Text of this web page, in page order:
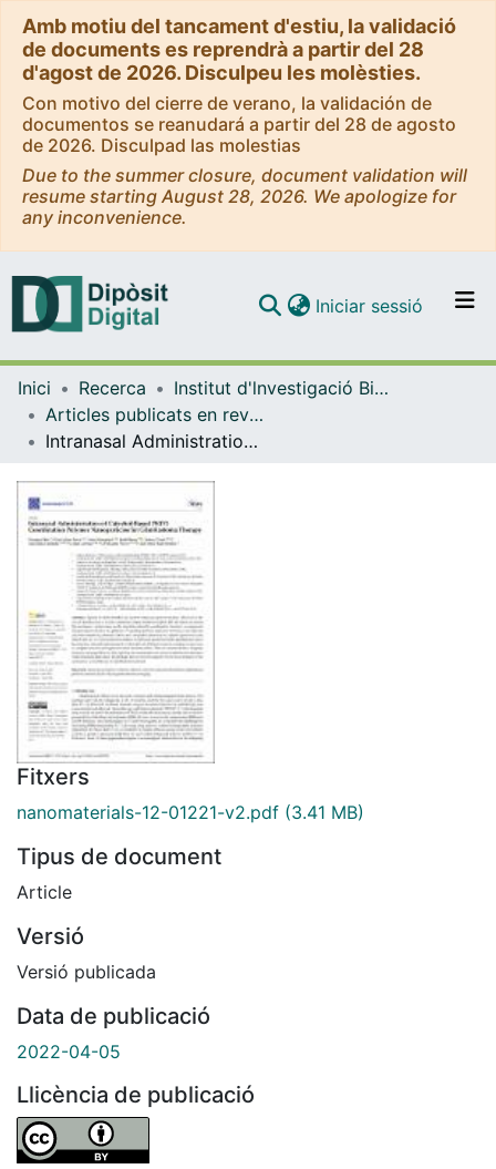
Amb motiu del tancament d'estiu, la validació
de documents es reprendrà a partir del 28
d'agost de 2026. Disculpeu les molèsties.
Con motivo del cierre de verano, la validación de
documentos se reanudará a partir del 28 de agosto
de 2026. Disculpad las molestias
Due to the summer closure, document validation will
resume starting August 28, 2026. We apologize for
any inconvenience.
Navega per tot el DD
Iniciar sessió (current)
Inici Recerca
Institut d'lnvestigació Biomèdica de Bellvitge (IDIBELL)
Articles publicats en revistes (Institut d'lnvestigació Biomèdica de Bellvitge (IDIBELL))
Intranasal Administration of Catechol-Based Pt(IV) Coordination Polymer Nanoparticles for Glioblastoma Therapy
Fitxers
nanomaterials-12-01221-v2.pdf (3.41 MB)
Tipus de document
Article
Versió
Versió publicada
Data de publicació
2022-04-05
Llicència de publicació